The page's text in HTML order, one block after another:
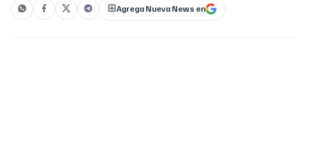
Agrega Nueva News en